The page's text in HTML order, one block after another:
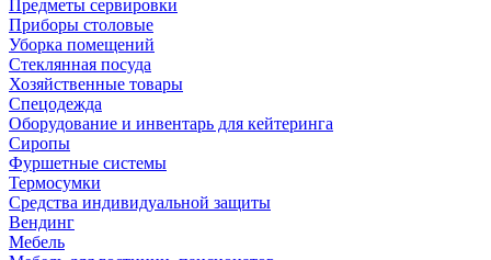
Предметы сервировки
Приборы столовые
Уборка помещений
Стеклянная посуда
Хозяйственные товары
Спецодежда
Оборудование и инвентарь для кейтеринга
Сиропы
Фуршетные системы
Термосумки
Средства индивидуальной защиты
Вендинг
Мебель